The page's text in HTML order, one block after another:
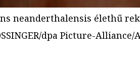
neanderthalensis élethű
dpa Picture-Alliance/